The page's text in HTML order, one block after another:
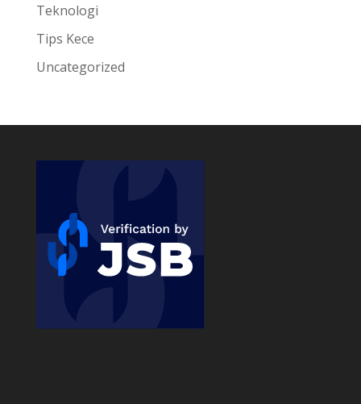
Teknologi
Tips Kece
Uncategorized